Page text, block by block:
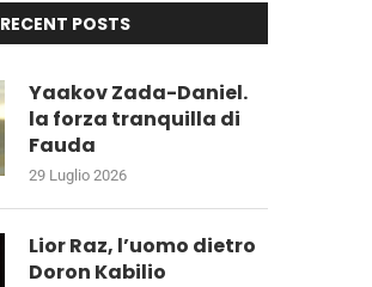
RECENT POSTS
Yaakov Zada-Daniel.
la forza tranquilla di
Fauda
29 Luglio 2026
Lior Raz, l’uomo dietro
Doron Kabilio